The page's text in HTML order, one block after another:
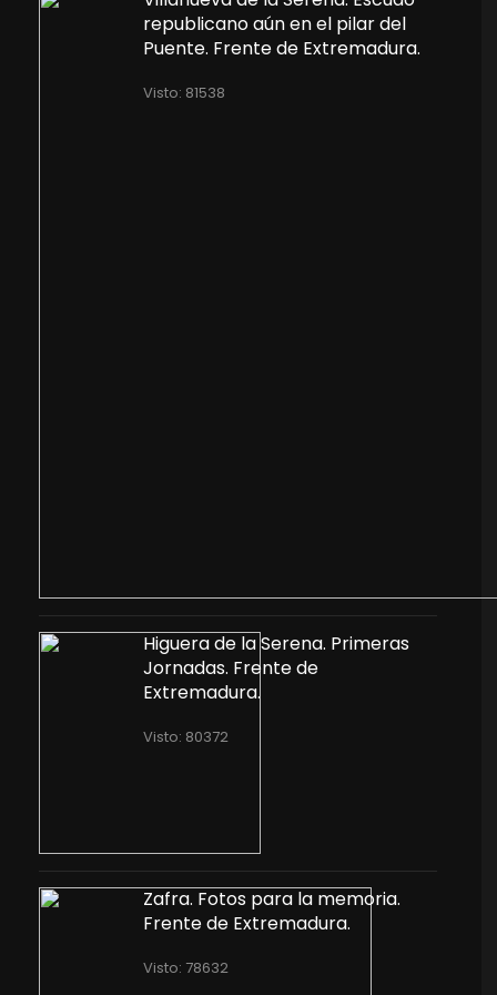
republicano aún en el pilar del
Puente. Frente de Extremadura.
Visto: 81538
Higuera de la Serena. Primeras
Jornadas. Frente de
Extremadura.
Visto: 80372
Zafra. Fotos para la memoria.
Frente de Extremadura.
Visto: 78632